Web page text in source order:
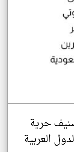
حرية
العربية